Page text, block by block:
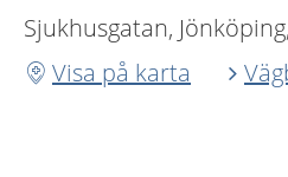
Sjukhusgatan,
Visa på karta